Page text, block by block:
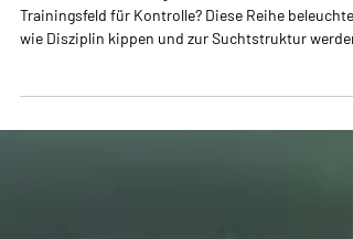
Ist Essen nur Nahrung – oder ein frühes
Trainingsfeld für Kontrolle? Diese Reihe